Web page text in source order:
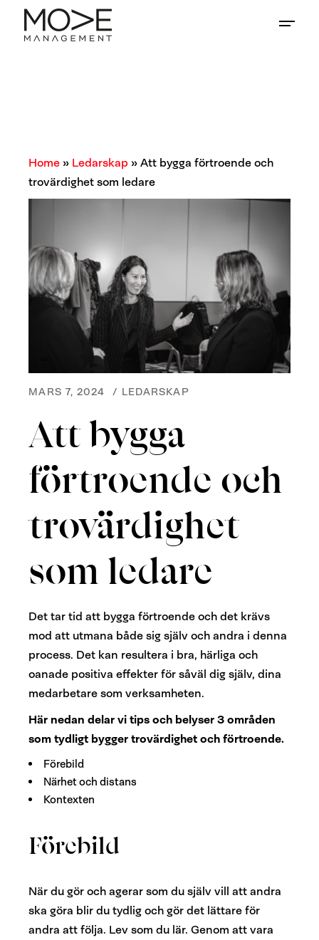
Home» Ledarskap »Att bygga förtroende och
trovärdighet som ledare
MARS 7, 2024 / LEDARSKAP
Att bygga
förtroende och
trovärdighet
som ledare
Det tar tid att bygga förtroende och det krävs
mod att utmana både sig själv och andra i denna
process. Det kan resultera i bra, härliga och
oanade positiva effekter för såväl dig själv, dina
medarbetare som verksamheten.
Här nedan delar vi tips och belyser 3 områden
som tydligt bygger trovärdighet och förtroende.
Förebild
Närhet och distans
Kontexten
Förebild
När du gör och agerar som du själv vill att andra
ska göra blir du tydlig och gör det lättare för
andra att följa. Lev som du lär. Genom att vara